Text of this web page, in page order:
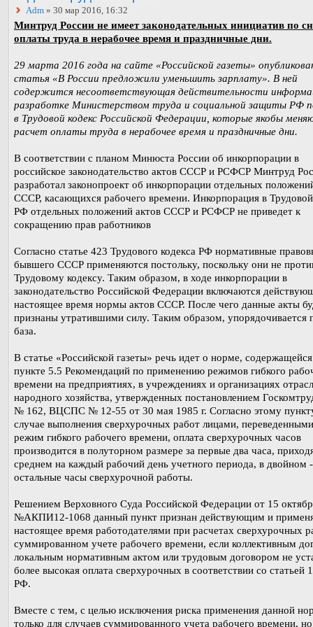
Adm » 30 мар 2016, 16:32
Минтруд России не имеет законодательных инициатив по
оплаты труда в нерабочее время и праздничные дни.
29 марта 2016 года на сайте «Российской газеты»
статья «В России предложили уменьшить зарплату». В ней
содержится несоответствующая действительности
разработке Министерством труда и социальной защиты РФ
в Трудовой кодекс Российской Федерации, которые якобы
расчет оплаты труда в нерабочее время и праздничные дни.
В соответствии с планом Минюста России об инкорпорации в
российское законодательство актов СССР и РСФСР Минтруд
разработал законопроект об инкорпорации отдельных
СССР, касающихся рабочего времени. Инкорпорация в Трудовой
РФ отдельных положений актов СССР и РСФСР не приведет к
сокращению прав работников
Согласно статье 423 Трудового кодекса РФ нормативные
бывшего СССР применяются постольку, поскольку они не
Трудовому кодексу. Таким образом, в ходе инкорпорации в
законодательство Российской Федерации включаются
настоящее время нормы актов СССР. После чего данные акты
признаны утратившими силу. Таким образом, упорядочивается
база.
В статье «Российской газеты» речь идет о норме,
пункте 5.5 Рекомендаций по применению режимов гибкого
времени на предприятиях, в учреждениях и организациях
народного хозяйства, утвержденных постановлением
№ 162, ВЦСПС № 12-55 от 30 мая 1985 г. Согласно этому
случае выполнения сверхурочных работ лицами,
режим гибкого рабочего времени, оплата сверхурочных часов
производится в полуторном размере за первые два часа,
среднем на каждый рабочий день учетного периода, в двойном
остальные часы сверхурочной работы.
Решением Верховного Суда Российской Федерации от 15
№АКПИ12-1068 данный пункт признан действующим и
настоящее время работодателями при расчетах сверхурочных
суммированном учете рабочего времени, если коллективным
локальным нормативным актом или трудовым договором не
более высокая оплата сверхурочных в соответствии со статьей
РФ.
Вместе с тем, с целью исключения риска применения данной
только для случаев суммированного учета рабочего времени,